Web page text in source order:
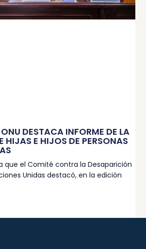
DESTACA INFORME DE LA
HIJAS E HIJOS DE PERSONAS
que el Comité contra la Desaparición
Unidas destacó, en la edición